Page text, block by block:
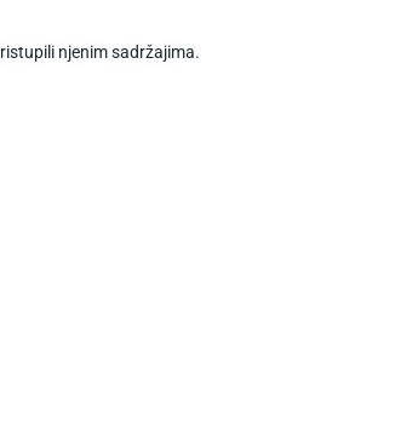
njenim sadržajima.